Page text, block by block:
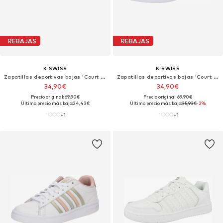
REBAJAS
K-SWISS
Zapatillas deportivas bajas 'Court Tiebreak II'
34,90€
Precio original: 69,90€
Último precio más bajo:24,43€
+1
REBAJAS
K-SWISS
Zapatillas deportivas bajas 'Court Tiebreak II'
34,90€
Precio original: 69,90€
Último precio más bajo:35,93€-2%
+1